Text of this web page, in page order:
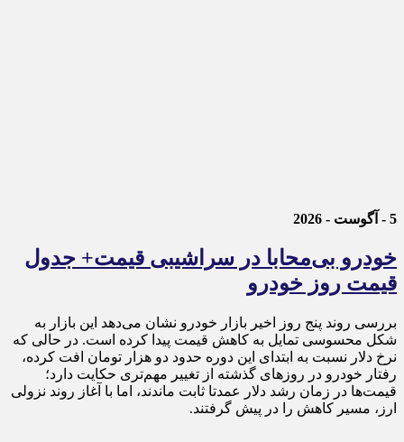
5 - آگوست - 2026
خودرو بی‌محابا در سراشیبی قیمت+ جدول
قیمت روز خودرو
بررسی روند پنج روز اخیر بازار خودرو نشان می‌دهد این بازار به
شکل محسوسی تمایل به کاهش قیمت پیدا کرده است. در حالی که
نرخ دلار نسبت به ابتدای این دوره حدود دو هزار تومان افت کرده،
رفتار خودرو در روزهای گذشته از تغییر مهم‌تری حکایت دارد؛
قیمت‌ها در زمان رشد دلار عمدتا ثابت ماندند، اما با آغاز روند نزولی
ارز، مسیر کاهش را در پیش گرفتند.